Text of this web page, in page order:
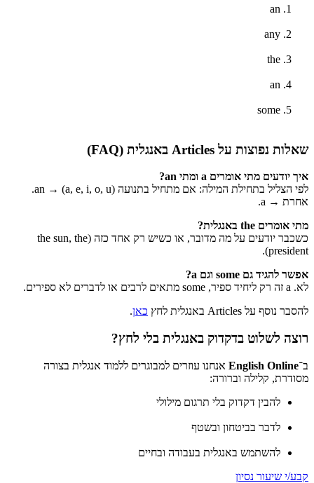
an
any
the
an
some
שאלות נפוצות על Articles באנגלית (FAQ)
איך יודעים מתי אומרים a ומתי an?
לפי הצליל בתחילת המילה: אם מתחיל בתנועה (a, e, i, o, u) → an.
אחרת → a.
מתי אומרים the באנגלית?
כשכבר יודעים על מה מדובר, או כשיש רק אחד כזה (the sun, the
president).
אפשר להגיד גם some וגם a?
לא. a זה רק ליחיד ספיר, some מתאים לרבים או לדברים לא ספירים.
להסבר נוסף על Articles באנגלית לחץ
כאן.
רוצה לשלוט בדקדוק באנגלית בלי לחץ?
ב־English Online אנחנו עוזרים למבוגרים ללמוד אנגלית בצורה
מסודרת, קלילה וברורה:
להבין דקדוק בלי תרגום מילולי
לדבר בביטחון ובשטף
להשתמש באנגלית בעבודה ובחיים
קבע/י שיעור נסיון